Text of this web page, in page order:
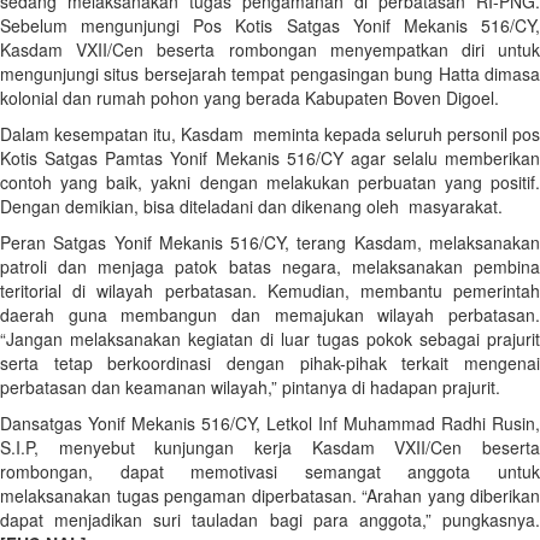
Sebelum mengunjungi Pos Kotis Satgas Yonif Mekanis 516/CY,
Kasdam VXII/Cen beserta rombongan menyempatkan diri untuk
mengunjungi situs bersejarah tempat pengasingan bung Hatta dimasa
kolonial dan rumah pohon yang berada Kabupaten Boven Digoel.
Dalam kesempatan itu, Kasdam meminta kepada seluruh personil pos
Kotis Satgas Pamtas Yonif Mekanis 516/CY agar selalu memberikan
contoh yang baik, yakni dengan melakukan perbuatan yang positif.
Dengan demikian, bisa diteladani dan dikenang oleh masyarakat.
Peran Satgas Yonif Mekanis 516/CY, terang Kasdam, melaksanakan
patroli dan menjaga patok batas negara, melaksanakan pembina
teritorial di wilayah perbatasan. Kemudian, membantu pemerintah
daerah guna membangun dan memajukan wilayah perbatasan.
“Jangan melaksanakan kegiatan di luar tugas pokok sebagai prajurit
serta tetap berkoordinasi dengan pihak-pihak terkait mengenai
perbatasan dan keamanan wilayah,” pintanya di hadapan prajurit.
Dansatgas Yonif Mekanis 516/CY, Letkol Inf Muhammad Radhi Rusin,
S.I.P, menyebut kunjungan kerja Kasdam VXII/Cen beserta
rombongan, dapat memotivasi semangat anggota untuk
melaksanakan tugas pengaman diperbatasan. “Arahan yang diberikan
dapat menjadikan suri tauladan bagi para anggota,” pungkasnya.